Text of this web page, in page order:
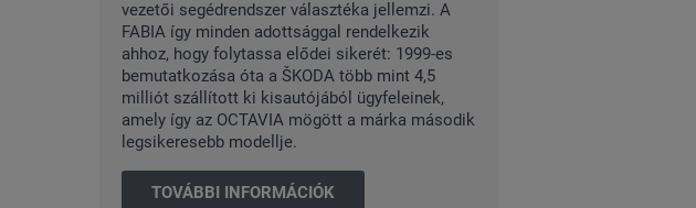
vezetői segédrendszer választéka jellemzi. A
FABIA így minden adottsággal rendelkezik
ahhoz, hogy folytassa elődei sikerét: 1999-es
bemutatkozása óta a ŠKODA több mint 4,5
milliót szállított ki kisautójából ügyfeleinek,
amely így az OCTAVIA mögött a márka második
legsikeresebb modellje.
TOVÁBBI INFORMÁCIÓK